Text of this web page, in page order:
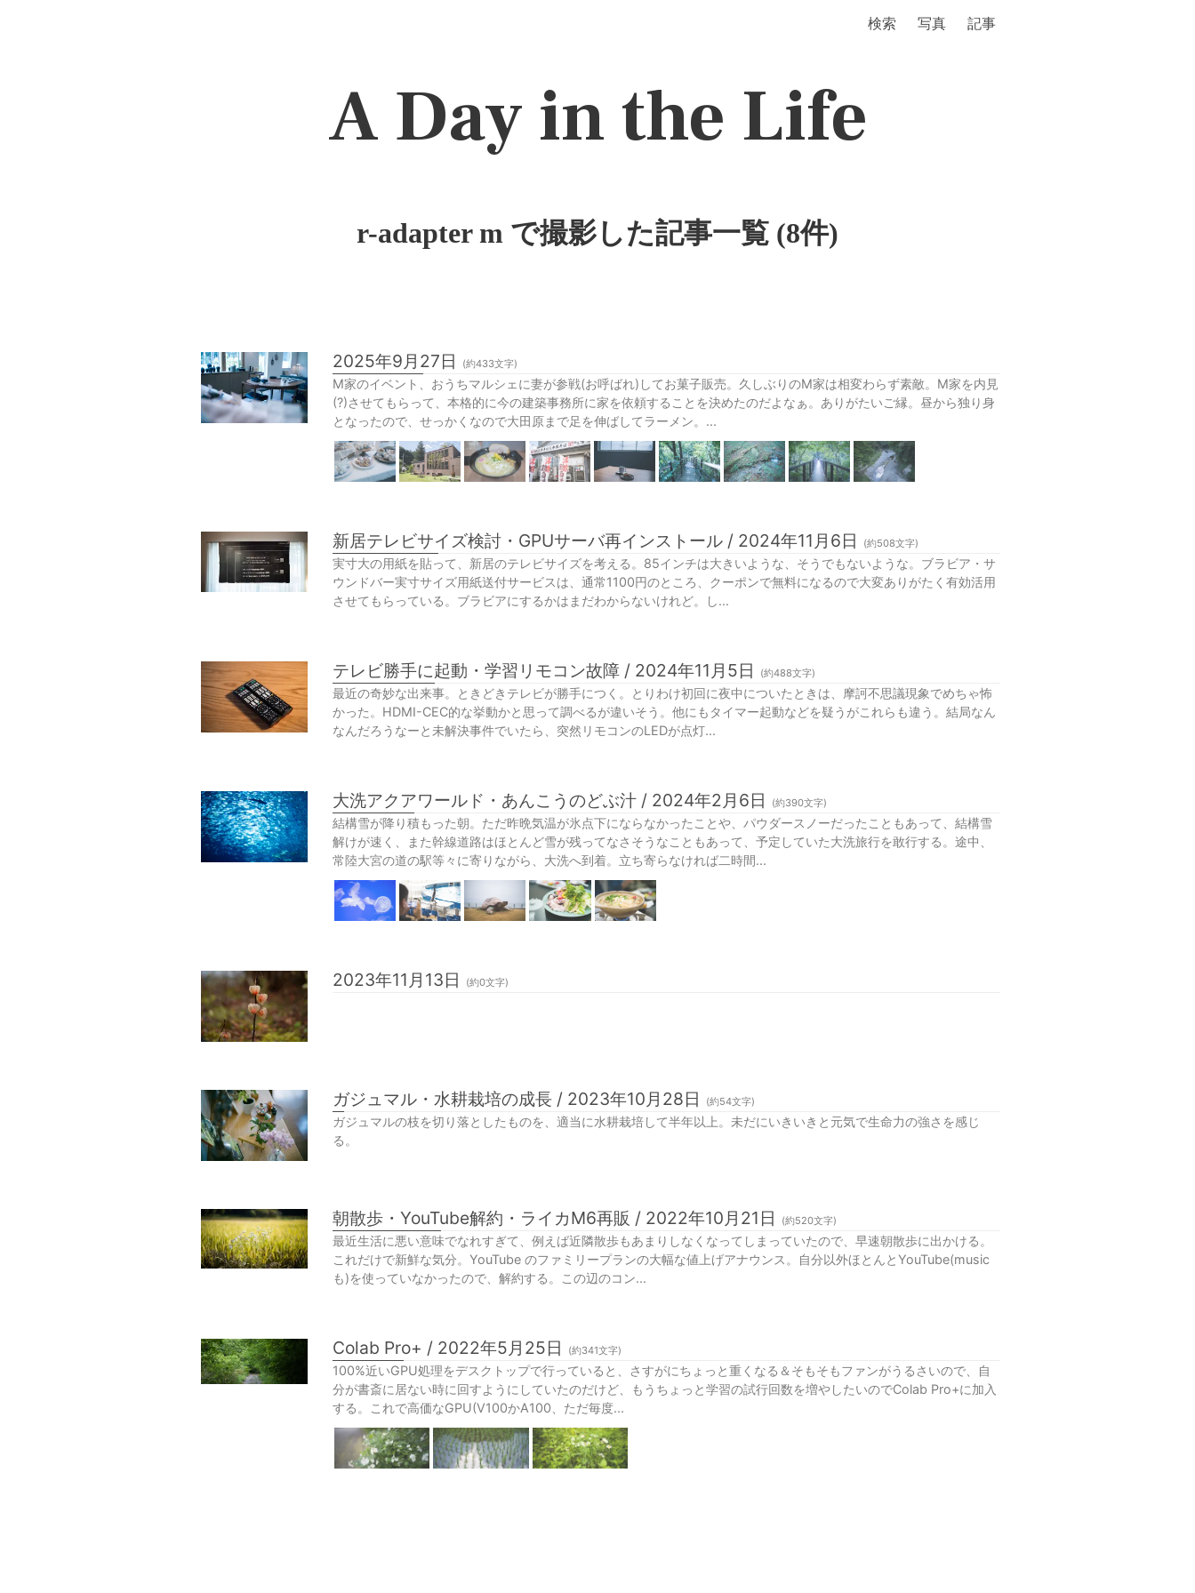
検索 写真 記事
A Day in the Life
r-adapter m で撮影した記事一覧 (8件)
2025年9月27日 (約433文字)
M家のイベント、おうちマルシェに妻が参戦(お呼ばれ)してお菓子販売。久しぶりのM家は相変わらず素敵。M家を内見
(?)させてもらって、本格的に今の建築事務所に家を依頼することを決めたのだよなぁ。ありがたいご縁。昼から独り身
となったので、せっかくなので大田原まで足を伸ばしてラーメン。...
新居テレビサイズ検討・GPUサーバ再インストール / 2024年11月6日 (約508文字)
実寸大の用紙を貼って、新居のテレビサイズを考える。85インチは大きいような、そうでもないような。ブラビア・サ
ウンドバー実寸サイズ用紙送付サービスは、通常1100円のところ、クーポンで無料になるので大変ありがたく有効活用
させてもらっている。ブラビアにするかはまだわからないけれど。し...
テレビ勝手に起動・学習リモコン故障 / 2024年11月5日 (約488文字)
最近の奇妙な出来事。ときどきテレビが勝手につく。とりわけ初回に夜中についたときは、摩訶不思議現象でめちゃ怖
かった。HDMI-CEC的な挙動かと思って調べるが違いそう。他にもタイマー起動などを疑うがこれらも違う。結局なん
なんだろうなーと未解決事件でいたら、突然リモコンのLEDが点灯...
大洗アクアワールド・あんこうのどぶ汁 / 2024年2月6日 (約390文字)
結構雪が降り積もった朝。ただ昨晩気温が氷点下にならなかったことや、パウダースノーだったこともあって、結構雪
解けが速く、また幹線道路はほとんど雪が残ってなさそうなこともあって、予定していた大洗旅行を敢行する。途中、
常陸大宮の道の駅等々に寄りながら、大洗へ到着。立ち寄らなければ二時間...
2023年11月13日 (約0文字)
ガジュマル・水耕栽培の成長 / 2023年10月28日 (約54文字)
ガジュマルの枝を切り落としたものを、適当に水耕栽培して半年以上。未だにいきいきと元気で生命力の強さを感じ
る。
朝散歩・YouTube解約・ライカM6再販 / 2022年10月21日 (約520文字)
最近生活に悪い意味でなれすぎて、例えば近隣散歩もあまりしなくなってしまっていたので、早速朝散歩に出かける。
これだけで新鮮な気分。YouTube のファミリープランの大幅な値上げアナウンス。自分以外ほとんとYouTube(music
も)を使っていなかったので、解約する。この辺のコン...
Colab Pro+ / 2022年5月25日 (約341文字)
100%近いGPU処理をデスクトップで行っていると、さすがにちょっと重くなる＆そもそもファンがうるさいので、自
分が書斎に居ない時に回すようにしていたのだけど、もうちょっと学習の試行回数を増やしたいのでColab Pro+に加入
する。これで高価なGPU(V100かA100、ただ毎度...